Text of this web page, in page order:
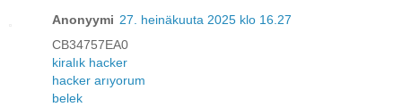
Anonyymi 27. heinäkuuta 2025 klo 16.27
CB34757EA0
kiralık hacker
hacker arıyorum
belek